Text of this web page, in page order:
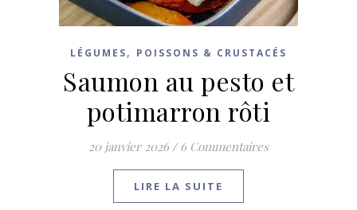
LÉGUMES, POISSONS & CRUSTACÉS
Saumon au pesto et
potimarron rôti
20 janvier 2026 / 6 Commentaires
LIRE LA SUITE